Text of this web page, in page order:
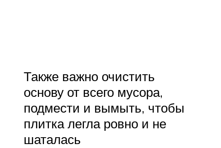
Также важно очистить
основу от всего мусора,
подмести и вымыть, чтобы
плитка легла ровно и не
шаталась